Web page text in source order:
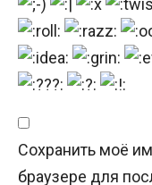
Сохранить моё
браузере для